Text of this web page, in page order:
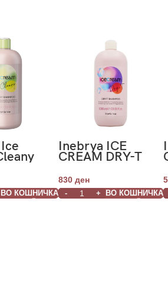
1000ml
ВО КОШНИЧКА
Inebrya ICE
CREAM DRY-T
1000ml
830 ден
ВО КОШНИЧКА